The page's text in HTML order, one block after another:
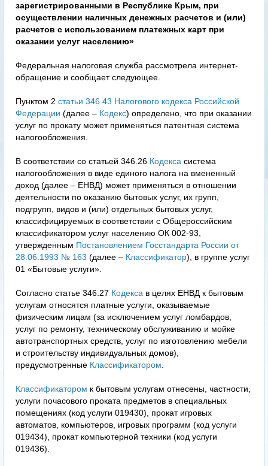
зарегистрированными в Республике Крым, при
осуществлении наличных денежных расчетов и (или)
расчетов с использованием платежных карт при
оказании услуг населению»
Федеральная налоговая служба рассмотрела интернет-
обращение и сообщает следующее.
Пунктом 2 статьи 346.43 Налогового кодекса Российской
Федерации (далее – Кодекс) определено, что при оказании
услуг по прокату может применяться патентная система
налогообложения.
В соответствии со статьей 346.26 Кодекса система
налогообложения в виде единого налога на вмененный
доход (далее – ЕНВД) может применяться в отношении
деятельности по оказанию бытовых услуг, их групп,
подгрупп, видов и (или) отдельных бытовых услуг,
классифицируемых в соответствии с Общероссийским
классификатором услуг населению ОК 002-93,
утвержденным Постановлением Госстандарта России от
28.06.1993 № 163 (далее – Классификатор), в группе услуг
01 «Бытовые услуги».
Согласно статье 346.27 Кодекса в целях ЕНВД к бытовым
услугам относятся платные услуги, оказываемые
физическим лицам (за исключением услуг ломбардов,
услуг по ремонту, техническому обслуживанию и мойке
автотранспортных средств, услуг по изготовлению мебели
и строительству индивидуальных домов),
предусмотренные Классификатором
Классификатором к бытовым услугам отнесены, частности,
услуги почасового проката предметов в специальных
помещениях (код услуги 019430), прокат игровых
автоматов, компьютеров, игровых программ (код услуги
019434), прокат компьютерной техники (код услуги
019436).